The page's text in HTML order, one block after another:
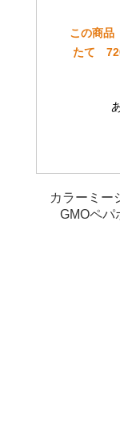
この商品
たて
カラーミー
GMOペパ